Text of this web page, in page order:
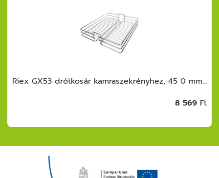
Riex GX53 drótkosár kamraszekrényhez, 45 0 mm, króm
8 569 Ft